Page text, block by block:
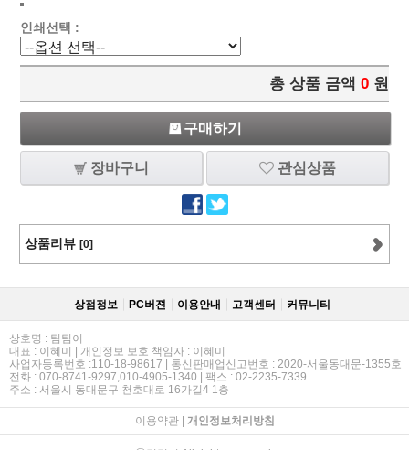
인쇄선택 :
총 상품 금액 0 원
구매하기
장바구니 관심상품
상품리뷰 [0]
상점정보 PC버젼 이용안내 고객센터 커뮤니티
상호명 : 팀팀이
대표 : 이혜미 | 개인정보 보호 책임자 : 이혜미
사업자등록번호 :110-18-98617 | 통신판매업신고번호 : 2020-서울동대문-1355호
전화 : 070-8741-9297,010-4905-1340 | 팩스 : 02-2235-7339
주소 : 서울시 동대문구 천호대로 16가길4 1층
이용약관| 개인정보처리방침